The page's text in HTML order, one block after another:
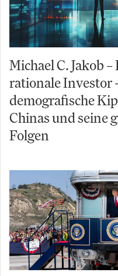
Michael C. Jakob –
rationale Investor
demografische
Chinas und seine
Folgen